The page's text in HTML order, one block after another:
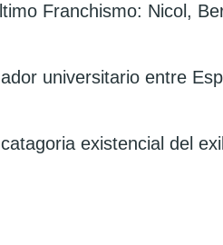
Franchismo: Nicol,
universitario entre
existencial del